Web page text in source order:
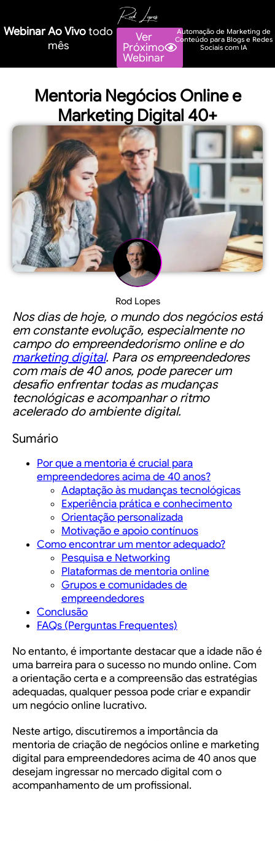
Webinar Ao Vivotodo
mês
Ver
Próximo
Webinar
Automação de Marketing de
Conteúdo para Blogs e Redes
Sociais com IA
Mentoria Negócios Online e
Marketing Digital 40+
Rod Lopes
Nos dias de hoje, o mundo dos negócios está
em constante evolução, especialmente no
campo do empreendedorismo online e do
marketing digital. Para os empreendedores
com mais de 40 anos, pode parecer um
desafio enfrentar todas as mudanças
tecnológicas e acompanhar o ritmo
acelerado do ambiente digital.
Sumário
Por que a mentoria é crucial para
empreendedores acima de 40 anos?
Adaptação às mudanças tecnológicas
Experiência prática e conhecimento
Orientação personalizada
Motivação e apoio contínuos
Como encontrar um mentor adequado?
Pesquisa e Networking
Plataformas de mentoria online
Grupos e comunidades de
empreendedores
Conclusão
FAQs (Perguntas Frequentes)
No entanto, é importante destacar que a idade não é
uma barreira para o sucesso no mundo online. Com
a orientação certa e a compreensão das estratégias
adequadas, qualquer pessoa pode criar e expandir
um negócio online lucrativo.
Neste artigo, discutiremos a importância da
mentoria de criação de negócios online e marketing
digital para empreendedores acima de 40anos que
desejam ingressar no mercado digital com o
acompanhamento de um profissional.